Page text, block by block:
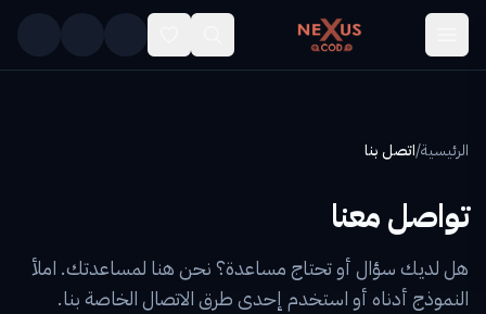
Skip to main content
الرئيسية/اتصل بنا
تواصل معنا
هل لديك سؤال أو تحتاج مساعدة؟ نحن هنا لمساعدتك. املأ
النموذج أدناه أو استخدم إحدى طرق الاتصال الخاصة بنا.